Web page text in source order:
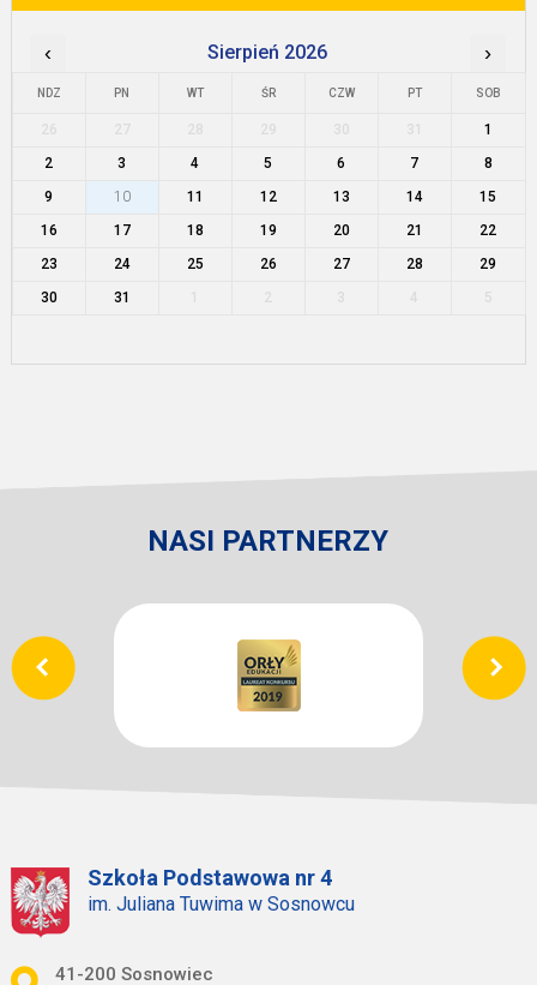
‹ Sierpień 2026 ›
NDZ PN WT ŚR CZW PT SOB
1
2
3 4 5 6 7
8
9
10 11 12 13 14
15
16
17 18 19 20 21
22
23
24 25 26 27 28
29
30
31
NASI PARTNERZY
Szkoła Podstawowa nr 4
im. Juliana Tuwima w Sosnowcu
Adres pocztowy:
41-200 Sosnowiec